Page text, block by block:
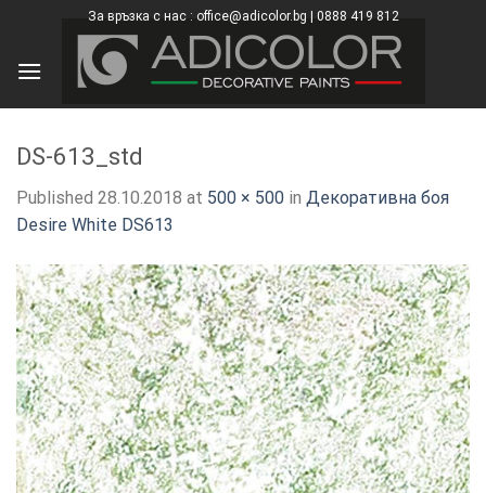
content
За връзка с нас : office@adicolor.bg | 0888 419 812
DS-613_std
Published 28.10.2018 at 500 × 500 in Декоративна боя
Desire White DS613
×